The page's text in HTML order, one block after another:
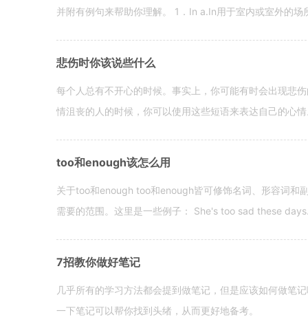
并附有例句来帮助你理解。 1．In a.In用于室内或室外的
悲伤时你该说些什么
每个人总有不开心的时候。事实上，你可能有时会出现悲
情沮丧的人的时候，你可以使用这些短语来表达自己的心
too和enough该怎么用
关于too和enough too和enough皆可修饰名词、形容词和
需要的范围。这里是一些例子： She's too sad these
7招教你做好笔记
几乎所有的学习方法都会提到做笔记，但是应该如何做笔
一下笔记可以帮你找到头绪，从而更好地备考。